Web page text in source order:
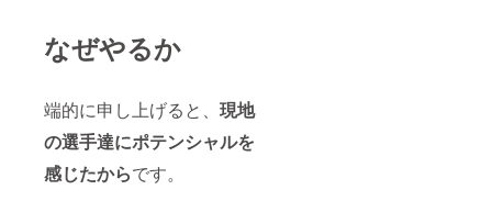
なぜやるか
端的に申し上げると、 現地
の選手達にポテンシャルを
感じたからです。